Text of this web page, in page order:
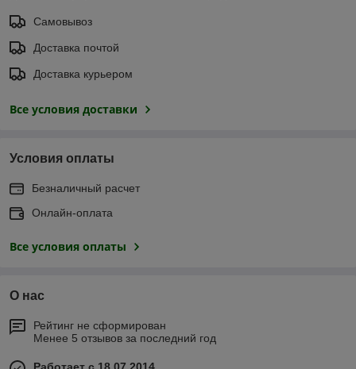
Самовывоз
Доставка почтой
Доставка курьером
Все условия доставки
Условия оплаты
Безналичный расчет
Онлайн-оплата
Все условия оплаты
О нас
Рейтинг не сформирован
Менее 5 отзывов за последний год
Работает с 18.07.2014